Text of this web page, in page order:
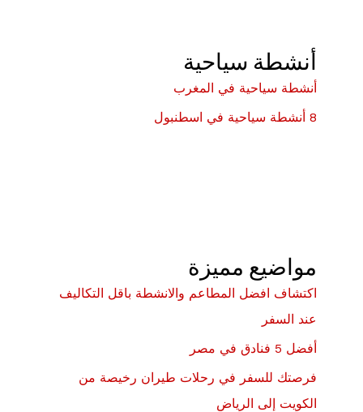
أنشطة سياحية
أنشطة سياحية في المغرب
8 أنشطة سياحية في اسطنبول
مواضيع مميزة
اكتشاف افضل المطاعم والانشطة باقل التكاليف
عند السفر
أفضل 5 فنادق في مصر
فرصتك للسفر في رحلات طيران رخيصة من
الكويت إلى الرياض